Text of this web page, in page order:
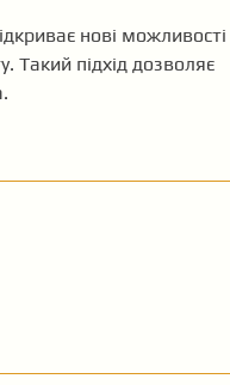
нові можливості
Такий підхід дозволяє